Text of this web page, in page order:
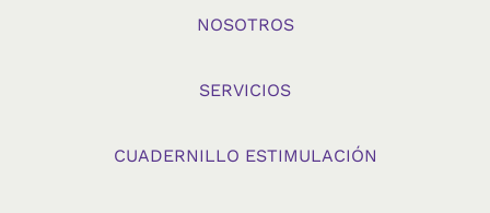
NOSOTROS
SERVICIOS
CUADERNILLO ESTIMULACIÓN